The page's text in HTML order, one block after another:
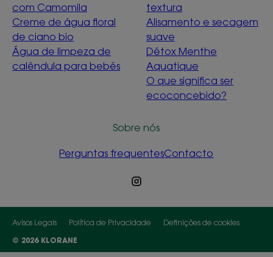
com Camomila
Creme de água floral
de ciano bio
Água de limpeza de
calêndula para bebés
textura
Alisamento e secagem
suave
Détox Menthe
Aquatique
O que significa ser
ecoconcebido?
Sobre nós
Perguntas frequentesContacto
Avisos Legais Política de Privacidade
Definições de cookies
© 2026 KLORANE